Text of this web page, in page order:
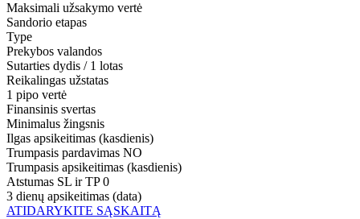
Maksimali užsakymo vertė
Sandorio etapas
Type
Prekybos valandos
Sutarties dydis / 1 lotas
Reikalingas užstatas
1 pipo vertė
Finansinis svertas
Minimalus žingsnis
Ilgas apsikeitimas (kasdienis)
Trumpasis pardavimas NO
Trumpasis apsikeitimas (kasdienis)
Atstumas SL ir TP 0
3 dienų apsikeitimas (data)
ATIDARYKITE SĄSKAITĄ